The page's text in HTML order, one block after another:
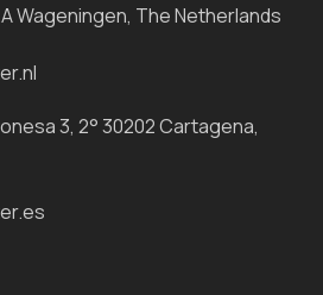
Wageningen, The Netherlands
3, 2° 30202 Cartagena,